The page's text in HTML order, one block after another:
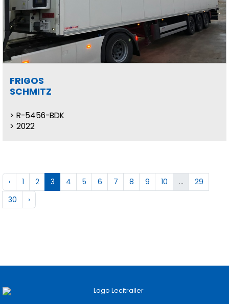
FRIGOS
SCHMITZ
R-5456-BDK
2022
‹ 1 2 3 4 5 6 7 8 9 10 ...
29
30
›